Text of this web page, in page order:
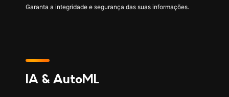
Garanta a integridade e segurança das suas informações.
IA & AutoML